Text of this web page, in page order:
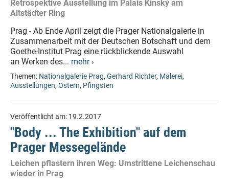
Retrospektive Ausstellung im Palais Kinský am
Altstädter Ring
Prag - Ab Ende April zeigt die Prager Nationalgalerie in
Zusammenarbeit mit der Deutschen Botschaft und dem
Goethe-Institut Prag eine rückblickende Auswahl
an Werken des... mehr ›
Themen: Nationalgalerie Prag, Gerhard Richter, Malerei,
Ausstellungen, Ostern, Pfingsten
Veröffentlicht am: 19.2.2017
"Body ... The Exhibition" auf dem
Prager Messegelände
Leichen pflastern ihren Weg: Umstrittene Leichenschau
wieder in Prag